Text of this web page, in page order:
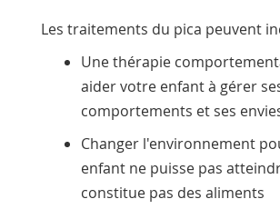
Les traitements du pica peuvent
Une thérapie
aider votre enfant à gérer
comportements et ses
Changer l'environnement
enfant ne puisse pas
constitue pas des aliments